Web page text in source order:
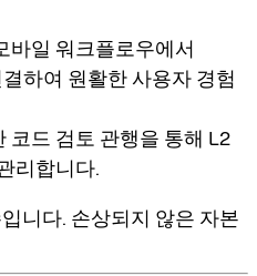
바일 워크플로우에서
하여 원활한 사용자 경험
코드 검토 관행을 통해 L2
리합니다.
니다. 손상되지 않은 자본